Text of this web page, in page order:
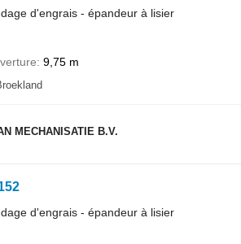
d'engrais - épandeur à lisier
9,75 m
MECHANISATIE B.V.
d'engrais - épandeur à lisier